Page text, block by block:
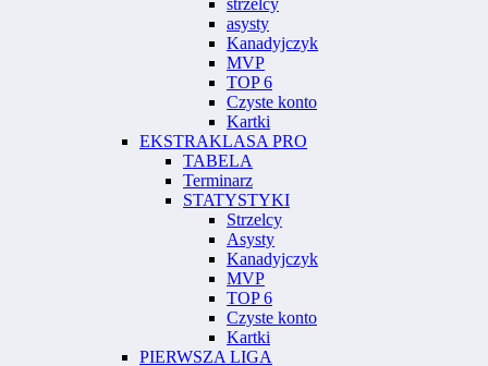
asysty
Kanadyjczyk
MVP
TOP 6
Czyste konto
Kartki
EKSTRAKLASA PRO
TABELA
Terminarz
STATYSTYKI
Strzelcy
Asysty
Kanadyjczyk
MVP
TOP 6
Czyste konto
Kartki
PIERWSZA LIGA